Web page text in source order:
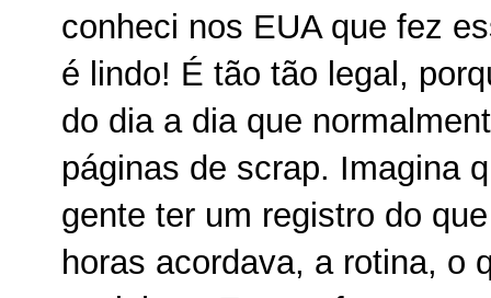
conheci nos EUA que fez
é lindo! É tão tão legal,
do dia a dia que
páginas de scrap. Imagina
gente ter um registro do
horas acordava, a rotina, o